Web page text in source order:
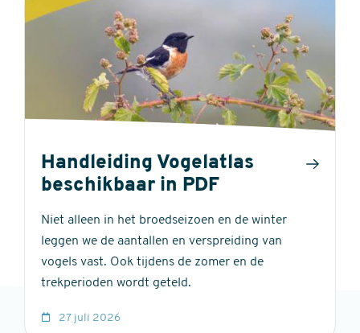
Handleiding Vogelatlas
beschikbaar in PDF
Niet alleen in het broedseizoen en de winter
leggen we de aantallen en verspreiding van
vogels vast. Ook tijdens de zomer en de
trekperioden wordt geteld.
27 juli 2026